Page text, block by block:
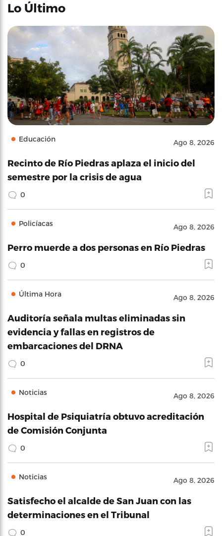
Lo Último
Educación Ago 8, 2026
Recinto de Río Piedras aplaza el inicio del
semestre por la crisis de agua
0
Policíacas Ago 8, 2026
Perro muerde a dos personas en Río Piedras
0
Última Hora Ago 8, 2026
Auditoría señala multas eliminadas sin
evidencia y fallas en registros de
embarcaciones del DRNA
0
Noticias Ago 8, 2026
Hospital de Psiquiatría obtuvo acreditación
de Comisión Conjunta
0
Noticias Ago 8, 2026
Satisfecho el alcalde de San Juan con las
determinaciones en el Tribunal
0